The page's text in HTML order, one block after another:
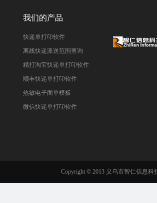
我们的产品
快递单打印软件
离线快递派送范围查询
精打淘宝快递单打印软件
顺丰快递单打印软件
热敏电子面单模板
微信快递单打印软件
Copyright © 2013 义乌市智仁信息科